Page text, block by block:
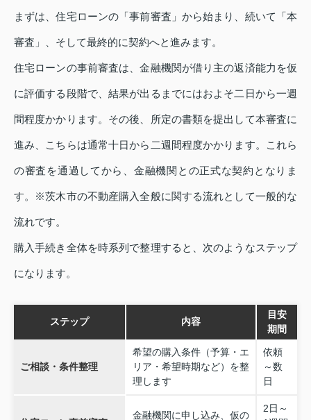
まずは、住宅ローンの「事前審査」から始まり、続いて「本
審査」、そして最終的に契約へと進みます。
住宅ローンの事前審査は、金融機関が借り主の返済能力を仮
に評価する段階で、結果が出るまでにはおよそ二日から一週
間程度かかります。その後、所定の書類を提出して本審査に
進み、こちらは通常十日から二週間程度かかります。これら
の審査を通過してから、金融機関との正式な契約となりま
す。※茨木市の不動産購入全般に関する流れとして一般的な
流れです。
購入手続き全体を時系列で整理すると、次のようなステップ
になります。
ステップ 内容
目安
期間
ご相談・条件整理
希望の購入条件（予算・エ
リア・希望時期など）を整
理します
依頼
～数
日
金融機関に申し込み、仮の
2日～